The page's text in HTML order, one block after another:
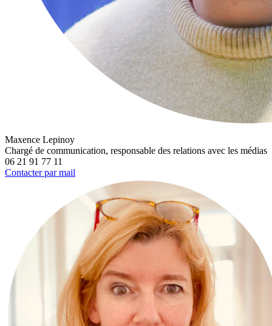
Maxence Lepinoy
Chargé de communication, responsable des relations avec les médias
06 21 91 77 11
Contacter par mail